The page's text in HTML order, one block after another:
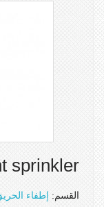
sprinkler
القسم: إطفاء